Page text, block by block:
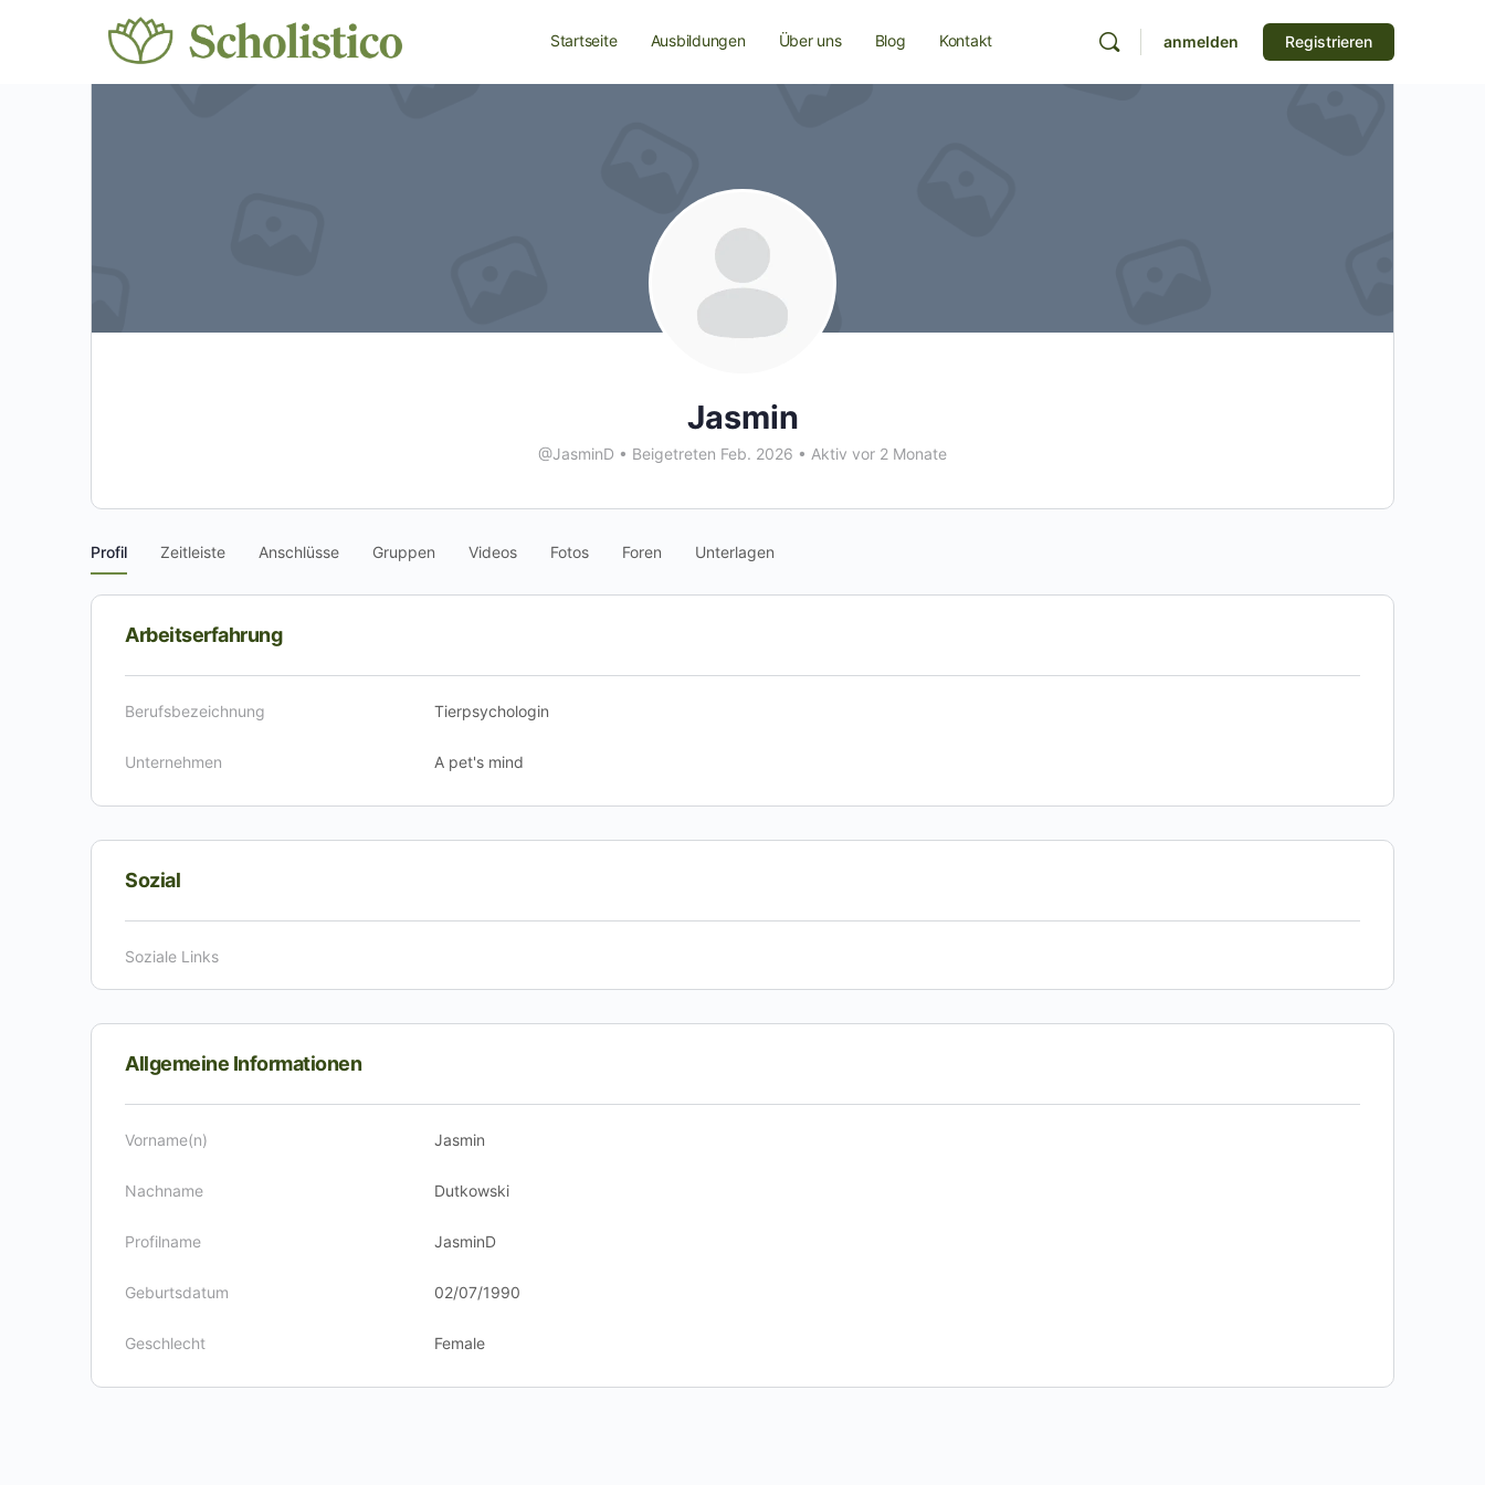
Startseite Ausbildungen Über uns Blog Kontakt anmelden Registrieren
Jasmin
@JasminD • Beigetreten Feb. 2026 • Aktiv vor 2 Monate
Profil Zeitleiste Anschlüsse Gruppen Videos Fotos Foren Unterlagen
Arbeitserfahrung
Berufsbezeichnung Tierpsychologin
Unternehmen A pet's mind
Sozial
Soziale Links
Allgemeine Informationen
Vorname(n) Jasmin
Nachname Dutkowski
Profilname JasminD
Geburtsdatum 02/07/1990
Geschlecht Female